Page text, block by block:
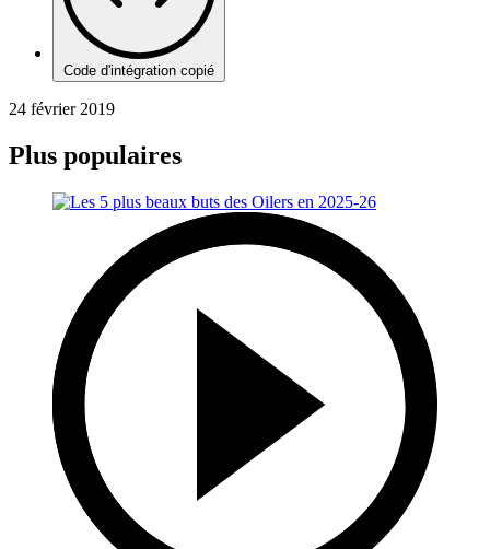
Code d'intégration copié
24 février 2019
Plus populaires